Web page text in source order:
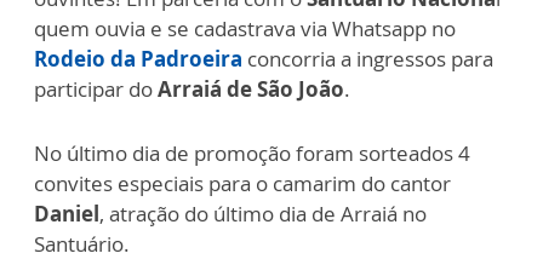
quem ouvia e se cadastrava via Whatsapp no
Rodeio da Padroeira concorria a ingressos para
participar doArraiá de São João.
No último dia de promoção foram sorteados 4
convites especiais para o camarim do cantor
Daniel, atração do último dia de Arraiá no
Santuário.